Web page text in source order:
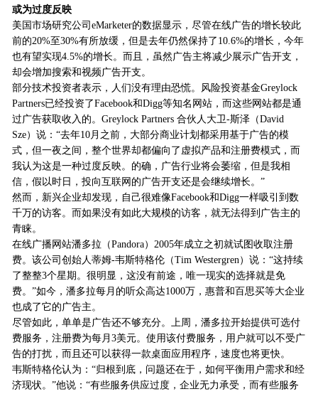
或为过度反映
美国市场研究公司eMarketer的数据显示，尽管在线广告的增长较此
前的20%至30%有所放缓，但是去年仍然保持了10.6%的增长，今年
也有望实现4.5%的增长。而且，虽然广告主将减少展示广告开支，
却会增加搜索和视频广告开支。
部分技术投资者表示，人们没有理由恐慌。风险投资基金Greylock
Partners已经投资了Facebook和Digg等知名网站，而这些网站都是通
过广告获取收入的。Greylock Partners 合伙人大卫-斯泽（David
Sze）说：“去年10月之前，大部分商业计划都采用基于广告的模
式，但一夜之间，整个世界却都偏向了虚拟产品和注册费模式，而
我认为这是一种过度反映。的确，广告行业将会萎缩，但是我相
信，假以时日，投向互联网的广告开支还是会继续增长。”
然而，新兴企业却发现，自己很难像Facebook和Digg一样吸引到数
千万的访客。而如果没有如此大规模的访客，就无法得到广告主的
青睐。
在线广播网站潘多拉（Pandora）2005年成立之初就试图收取注册
费。该公司创始人蒂姆-韦斯特格伦（Tim Westergren）说：“这持续
了整整3个星期。很明显，这没有前途，唯一现实的选择就是免
费。”如今，潘多拉每月的听众高达1000万，惠普和百思买等大企业
也成了它的广告主。
尽管如此，单单是广告还不够充分。上周，潘多拉开始提供可选付
费服务，注册费为每月3美元。使用该付费服务，用户就可以不受广
告的打扰，而且还可以获得一款桌面应用程序，速度也将更快。
韦斯特格伦认为：“归根到底，问题还在于，如何平衡用户需求和经
济现状。”他说：“有些服务供应过度，企业无力承受，而有些服务